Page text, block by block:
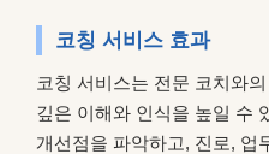
코칭 서비스 효과
코칭 서비스는 전문 코치와
깊은 이해와 인식을 높일 수
개선점을 파악하고, 진로, 업